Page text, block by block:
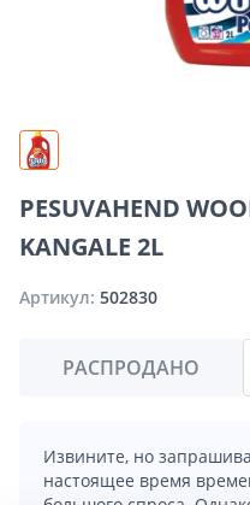
PESUVAHEND
KANGALE 2L
Артикул: 502830
РАСПРОДАНО
Извините, но
настоящее время